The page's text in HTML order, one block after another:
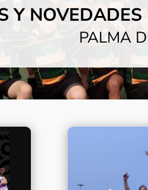
Y
PALMA